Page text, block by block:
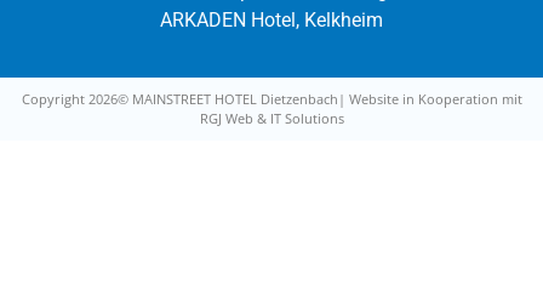
ARKADEN Hotel, Kelkheim
Copyright 2026© MAINSTREET HOTEL Dietzenbach| Website in Kooperation mit
RGJ Web & IT Solutions